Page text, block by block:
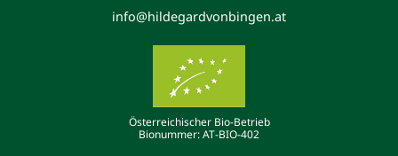
info@hildegardvonbingen.at
Österreichischer Bio-Betrieb
Bionummer: AT-BIO-402